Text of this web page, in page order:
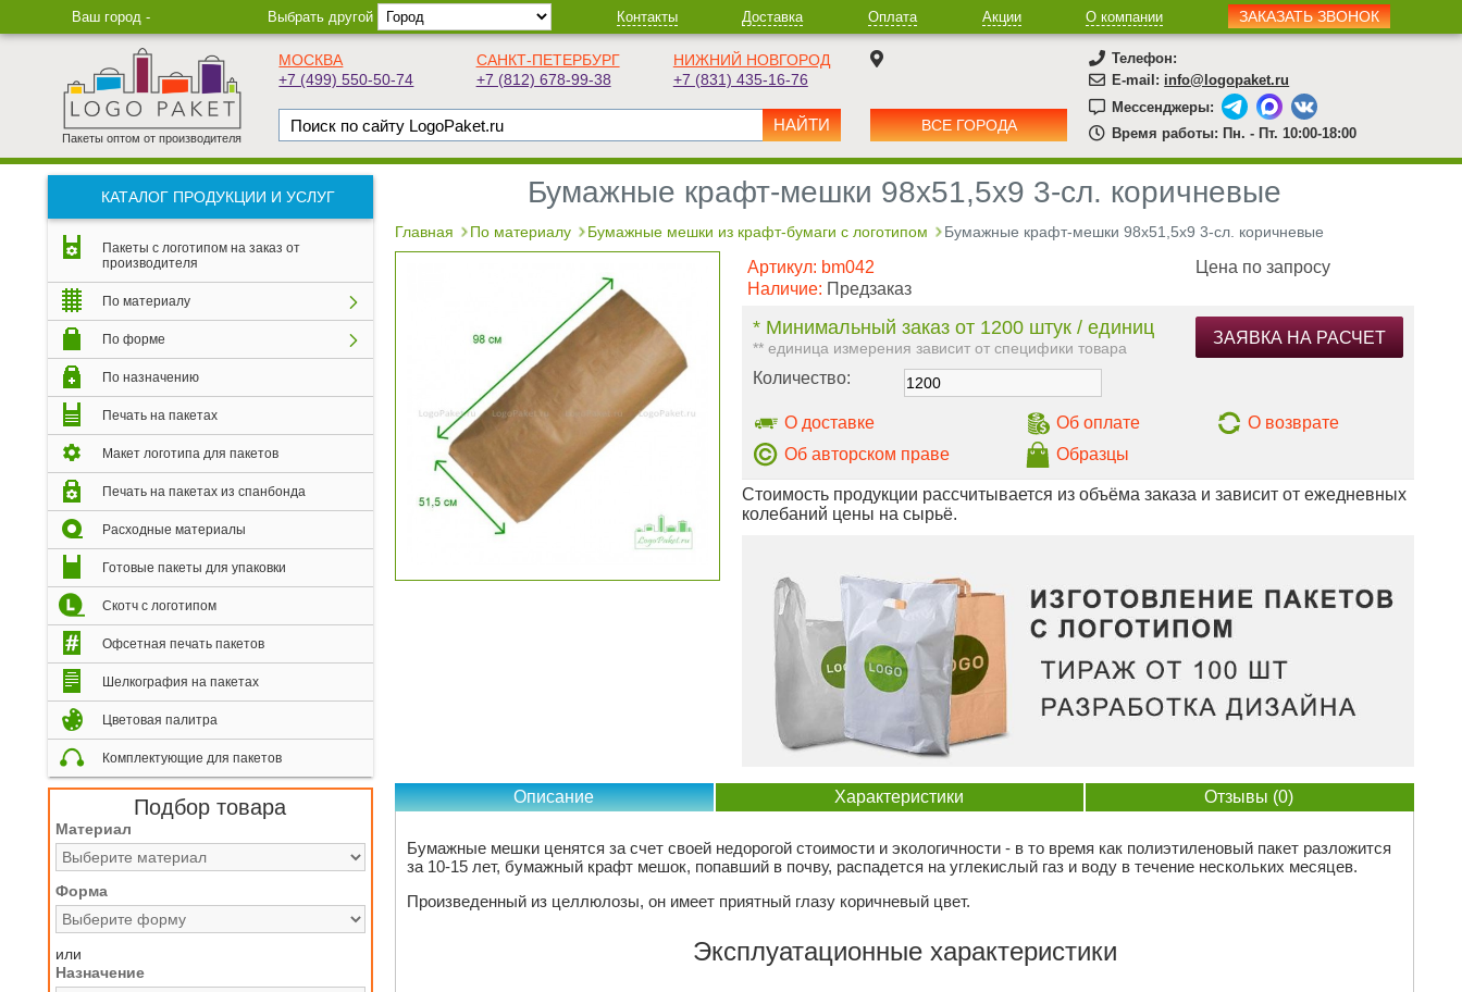
Ваш город - Выбрать другой Контакты Доставка Оплата Акции О компании ЗАКАЗАТЬ ЗВОНОК
Пакеты оптом от производителя
МОСКВА
+7 (499) 550-50-74
САНКТ-ПЕТЕРБУРГ
+7 (812) 678-99-38
НИЖНИЙ НОВГОРОД
+7 (831) 435-16-76
ВСЕ ГОРОДА
Телефон:
E-mail: info@logopaket.ru
Мессенджеры:
Время работы: Пн. - Пт. 10:00-18:00
КАТАЛОГ ПРОДУКЦИИ И УСЛУГ
Пакеты с логотипом на заказ от
производителя
По материалу
По форме
По назначению
Печать на пакетах
Макет логотипа для пакетов
Печать на пакетах из спанбонда
Расходные материалы
Готовые пакеты для упаковки
Скотч с логотипом
Офсетная печать пакетов
Шелкография на пакетах
Цветовая палитра
Комплектующие для пакетов
Подбор товара
Материал
Форма
или
Назначение
Бумажные крафт-мешки 98х51,5х9 3-сл. коричневые
Главная По материалу Бумажные мешки из крафт-бумаги с логотипом Бумажные крафт-мешки 98х51,5х9 3-сл. коричневые
Артикул: bm042
Наличие: Предзаказ
Цена по запросу
* Минимальный заказ от 1200 штук / единиц
** единица измерения зависит от специфики товара
ЗАЯВКА НА РАСЧЕТ
Количество:
О доставке Об оплате
О возврате
Об авторском праве
Образцы
Стоимость продукции рассчитывается из объёма заказа и зависит от ежедневных
колебаний цены на сырьё.
Описание Характеристики Отзывы (0)
Бумажные мешки ценятся за счет своей недорогой стоимости и экологичности - в то время как полиэтиленовый пакет разложится
за 10-15 лет, бумажный крафт мешок, попавший в почву, распадется на углекислый газ и воду в течение нескольких месяцев.
Произведенный из целлюлозы, он имеет приятный глазу коричневый цвет.
Эксплуатационные характеристики